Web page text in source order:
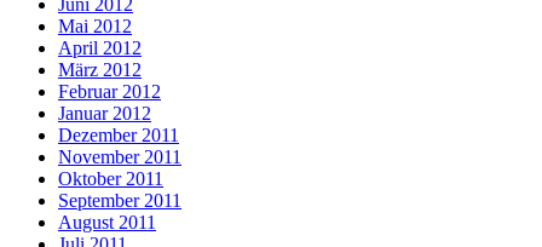
Juni 2012
Mai 2012
April 2012
März 2012
Februar 2012
Januar 2012
Dezember 2011
November 2011
Oktober 2011
September 2011
August 2011